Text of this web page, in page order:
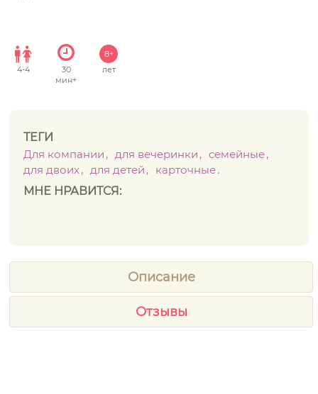
4-4
30
мин+
8+
лет
ТЕГИ
Для компании
для вечеринки
семейные
для двоих
для детей
карточные
МНЕ НРАВИТСЯ:
Описание
Отзывы